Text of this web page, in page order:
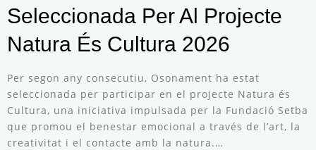
Seleccionada Per Al Projecte
Natura És Cultura 2026
Per segon any consecutiu, Osonament ha estat
seleccionada per participar en el projecte Natura és
Cultura, una iniciativa impulsada per la Fundació Setba
que promou el benestar emocional a través de l’art, la
creativitat i el contacte amb la natura.…